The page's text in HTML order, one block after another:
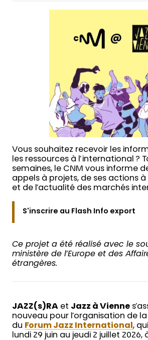
Vous souhaitez recevoir les
les ressources à l’international ?
semaines, le CNM vous informe
appels à projets, de ses actions à
et de l’actualité des marchés
S'inscrire au Flash Info export
Ce projet a été réalisé avec le
ministère de l’Europe et des
étrangères.
JAZZ(s)RA et Jazz à Vienne
nouveau pour l’organisation de
du Forum Jazz International ,
lundi 29 juin au jeudi 2 juillet 2026,